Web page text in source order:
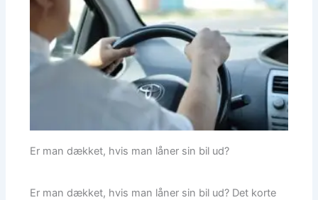
Er man dækket, hvis man låner sin bil ud?
Er man dækket, hvis man låner sin bil ud? Det korte